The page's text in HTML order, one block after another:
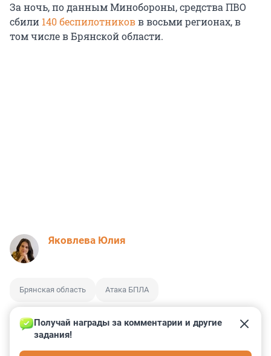
За ночь, по данным Минобороны, средства ПВО
сбили 140 беспилотниковв восьми регионах, в
том числе в Брянской области.
Яковлева Юлия
Брянская область Атака БПЛА
Получай награды за комментарии и другие
задания!